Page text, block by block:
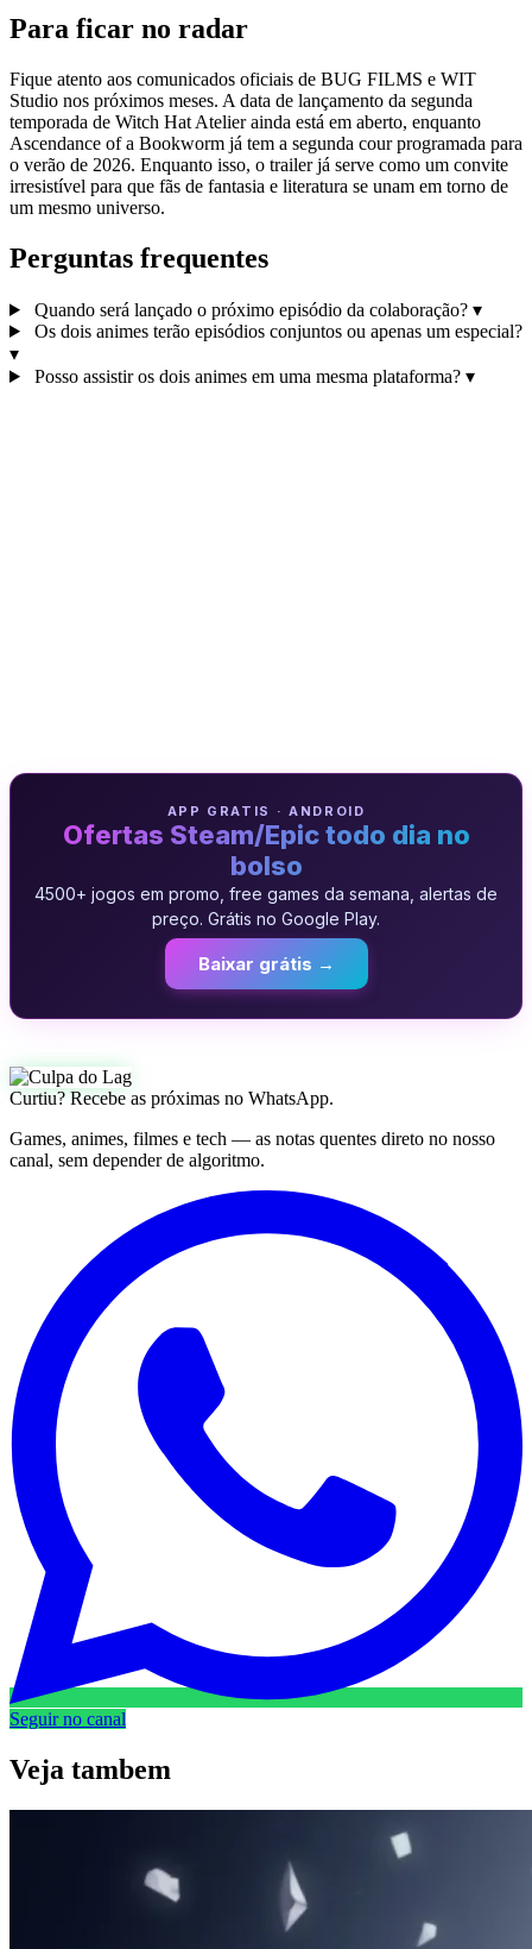
Para ficar no radar
Fique atento aos comunicados oficiais de BUG FILMS e WIT
Studio nos próximos meses. A data de lançamento da segunda
temporada de Witch Hat Atelier ainda está em aberto, enquanto
Ascendance of a Bookworm já tem a segunda cour programada para
o verão de 2026. Enquanto isso, o trailer já serve como um convite
irresistível para que fãs de fantasia e literatura se unam em torno de
um mesmo universo.
Perguntas frequentes
Quando será lançado o próximo episódio da colaboração? ▾
Os dois animes terão episódios conjuntos ou apenas um especial?
▾
Posso assistir os dois animes em uma mesma plataforma? ▾
APP GRATIS · ANDROID
Ofertas Steam/Epic todo dia no
bolso
4500+ jogos em promo, free games da semana, alertas de
preço. Grátis no Google Play.
Baixar grátis →
Curtiu? Recebe as próximas no WhatsApp.
Games, animes, filmes e tech — as notas quentes direto no nosso
canal, sem depender de algoritmo.
Seguir no canal
Veja tambem